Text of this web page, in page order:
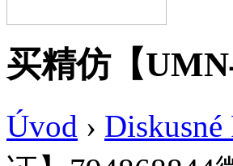
买精仿【
Úvod › Diskusné